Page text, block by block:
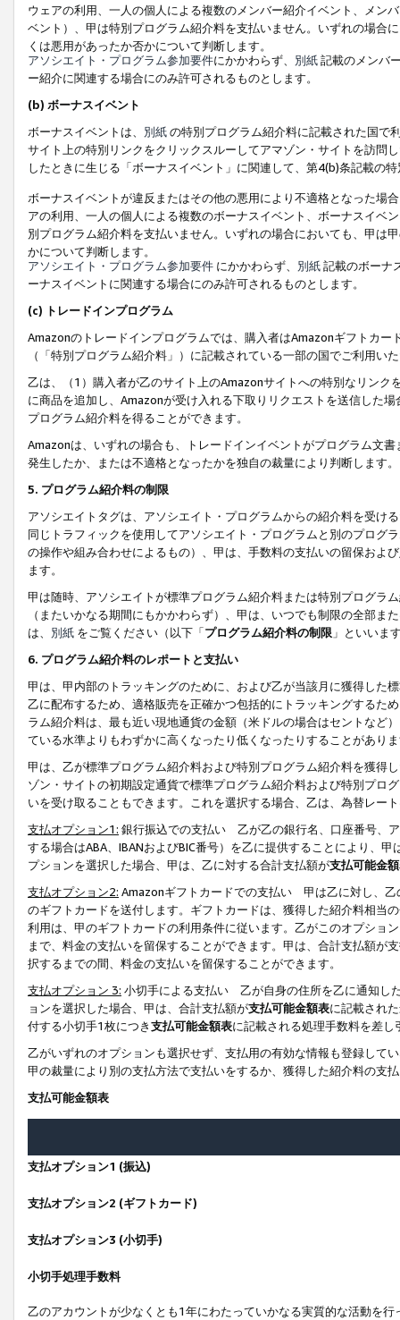
ウェアの利用、一人の個人による複数のメンバー紹介イベント、メン
ベント）、甲は特別プログラム紹介料を支払いません。いずれの場合
くは悪用があったか否かについて判断します。
アソシエイト・プログラム参加要件にかかわらず、 別紙記載のメンバ
ー紹介に関連する場合にのみ許可されるものとします。
(b) ボーナスイベント
ボーナスイベントは、 別紙の特別プログラム紹介料に記載された国で
サイト上の特別リンクをクリックスルーしてアマゾン・サイトを訪問
したときに生じる「ボーナスイベント」に関連して、第4(b)条記載の
ボーナスイベントが違反またはその他の悪用により不適格となった場
アの利用、一人の個人による複数のボーナスイベント、ボーナスイベ
別プログラム紹介料を支払いません。いずれの場合においても、甲は
かについて判断します。
アソシエイト・プログラム参加要件 にかかわらず、 別紙記載のボーナ
ーナスイベントに関連する場合にのみ許可されるものとします。
(c) トレードインプログラム
Amazonのトレードインプログラムでは、購入者はAmazonギフトカ
（「特別プログラム紹介料」）に記載されている一部の国でご利用い
乙は、（1）購入者が乙のサイト上のAmazonサイトへの特別なリン
に商品を追加し、Amazonが受け入れる下取りリクエストを送信した
プログラム紹介料を得ることができます。
Amazonは、いずれの場合も、トレードインイベントがプログラム文
発生したか、または不適格となったかを独自の裁量により判断します。
5. プログラム紹介料の制限
アソシエイトタグは、アソシエイト・プログラムからの紹介料を受け
同じトラフィックを使用してアソシエイト・プログラムと別のプログ
の操作や組み合わせによるもの）、甲は、手数料の支払いの留保およ
ます。
甲は随時、アソシエイトが標準プログラム紹介料または特別プログラ
（またいかなる期間にもかかわらず）、甲は、いつでも制限の全部
は、 別紙 をご覧ください（以下「プログラム紹介料の制限 」といいま
6. プログラム紹介料のレポートと支払い
甲は、甲内部のトラッキングのために、および乙が当該月に獲得した
乙に配布するため、適格販売を正確かつ包括的にトラッキングするた
ラム紹介料は、最も近い現地通貨の金額（米ドルの場合はセントなど
ている水準よりもわずかに高くなったり低くなったりすることがあり
甲は、乙が標準プログラム紹介料および特別プログラム紹介料を獲得
ゾン・サイトの初期設定通貨で標準プログラム紹介料および特別プロ
いを受け取ることもできます。これを選択する場合、乙は、為替レー
支払オプション1: 銀行振込での支払い 乙が乙の銀行名、口座番号、
する場合はABA、IBANおよびBIC番号）を乙に提供することにより、
プションを選択した場合、甲は、乙に対する合計支払額が支払可能金
支払オプション2: Amazonギフトカードでの支払い 甲は乙に対し、乙
のギフトカードを送付します。ギフトカードは、獲得した紹介料相当
利用は、甲のギフトカードの利用条件に従います。乙がこのオプショ
まで、料金の支払いを留保することができます。甲は、合計支払額が
択するまでの間、料金の支払いを留保することができます。
支払オプション 3: 小切手による支払い 乙が自身の住所を乙に通知し
ョンを選択した場合、甲は、合計支払額が支払可能金額表に記載され
付する小切手1枚につき支払可能金額表に記載される処理手数料を差し
乙がいずれのオプションも選択せず、支払用の有効な情報も登録して
甲の裁量により別の支払方法で支払いをするか、獲得した紹介料の支
支払可能金額表
支払オプション1 (振込)
支払オプション2 (ギフトカード)
支払オプション3 (小切手)
小切手処理手数料
乙のアカウントが少なくとも1年にわたっていかなる実質的な活動を